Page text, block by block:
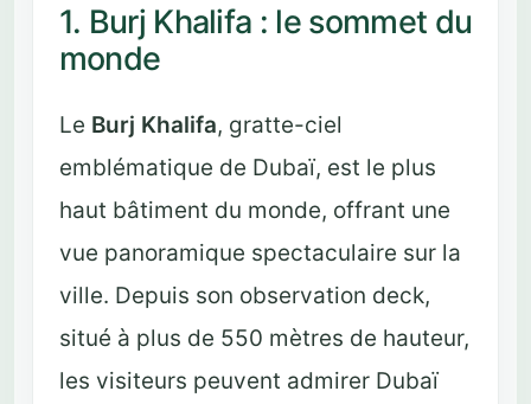
1. Burj Khalifa : le sommet du
monde
Le Burj Khalifa, gratte-ciel
emblématique de Dubaï, est le plus
haut bâtiment du monde, offrant une
vue panoramique spectaculaire sur la
ville. Depuis son observation deck,
situé à plus de 550 mètres de hauteur,
les visiteurs peuvent admirer Dubaï